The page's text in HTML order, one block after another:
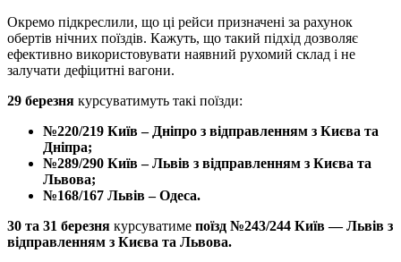
Окремо підкреслили, що ці рейси призначені за рахунок
обертів нічних поїздів. Кажуть, що такий підхід дозволяє
ефективно використовувати наявний рухомий склад і не
залучати дефіцитні вагони.
29 березня курсуватимуть такі поїзди:
№220/219 Київ – Дніпро з відправленням з Києва та
Дніпра;
№289/290 Київ – Львів з відправленням з Києва та
Львова;
№168/167 Львів – Одеса.
30 та 31 березня курсуватиме поїзд №243/244 Київ — Львів з
відправленням з Києва та Львова.